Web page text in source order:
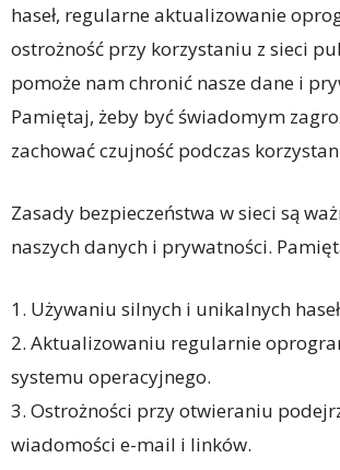
haseł, regularne aktualizowanie
ostrożność przy korzystaniu z sieci
pomoże nam chronić nasze dane i
Pamiętaj, żeby być świadomym
zachować czujność podczas
Zasady bezpieczeństwa w sieci są
naszych danych i prywatności.
1. Używaniu silnych i unikalnych
2. Aktualizowaniu regularnie
systemu operacyjnego.
3. Ostrożności przy otwieraniu
wiadomości e-mail i linków.